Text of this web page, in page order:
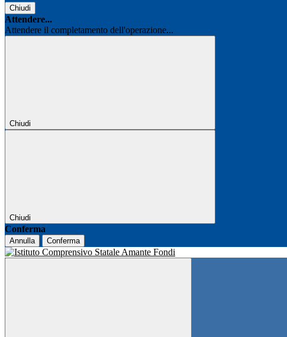
Chiudi
Attendere...
Attendere il completamento dell'operazione...
Chiudi
Chiudi
Conferma
Annulla Conferma